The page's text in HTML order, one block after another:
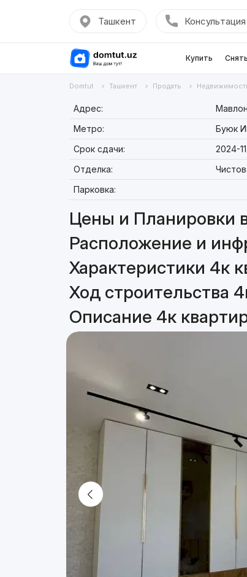
Ташкент Консультация
Купить Снять
Domtut Ташкент Продать
Адрес:
Метро:
Буюк
Срок сдачи:
2024-
Отделка:
Парковка:
Цены и Планировки
Расположение и
Характеристики 4к
Ход строительства
Описание 4к